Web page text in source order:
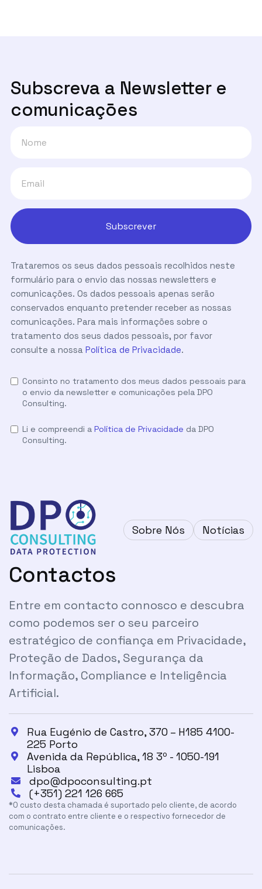
Subscreva a Newsletter e
comunicaçōes
Trataremos os seus dados pessoais recolhidos neste
formulário para o envio das nossas newsletters e
comunicações. Os dados pessoais apenas serão
conservados enquanto pretender receber as nossas
comunicações. Para mais informações sobre o
tratamento dos seus dados pessoais, por favor
consulte a nossa Política de Privacidade.
Consinto no tratamento dos meus dados pessoais para
o envio da newsletter e comunicações pela DPO
Consulting.
Li e compreendi a Política de Privacidade da DPO
Consulting.
Sobre Nós Notícias
Contactos
Entre em contacto connosco e descubra
como podemos ser o seu parceiro
estratégico de confiança em Privacidade,
Proteção de Dados, Segurança da
Informação, Compliance e Inteligência
Artificial.

Rua Eugénio de Castro, 370 – H185 4100-
225 Porto

Avenida da República, 18 3º - 1050-191
Lisboa
 dpo@dpoconsulting.pt
 (+351) 221 126 665
*O custo desta chamada é suportado pelo cliente, de acordo
com o contrato entre cliente e o respectivo fornecedor de
comunicações.